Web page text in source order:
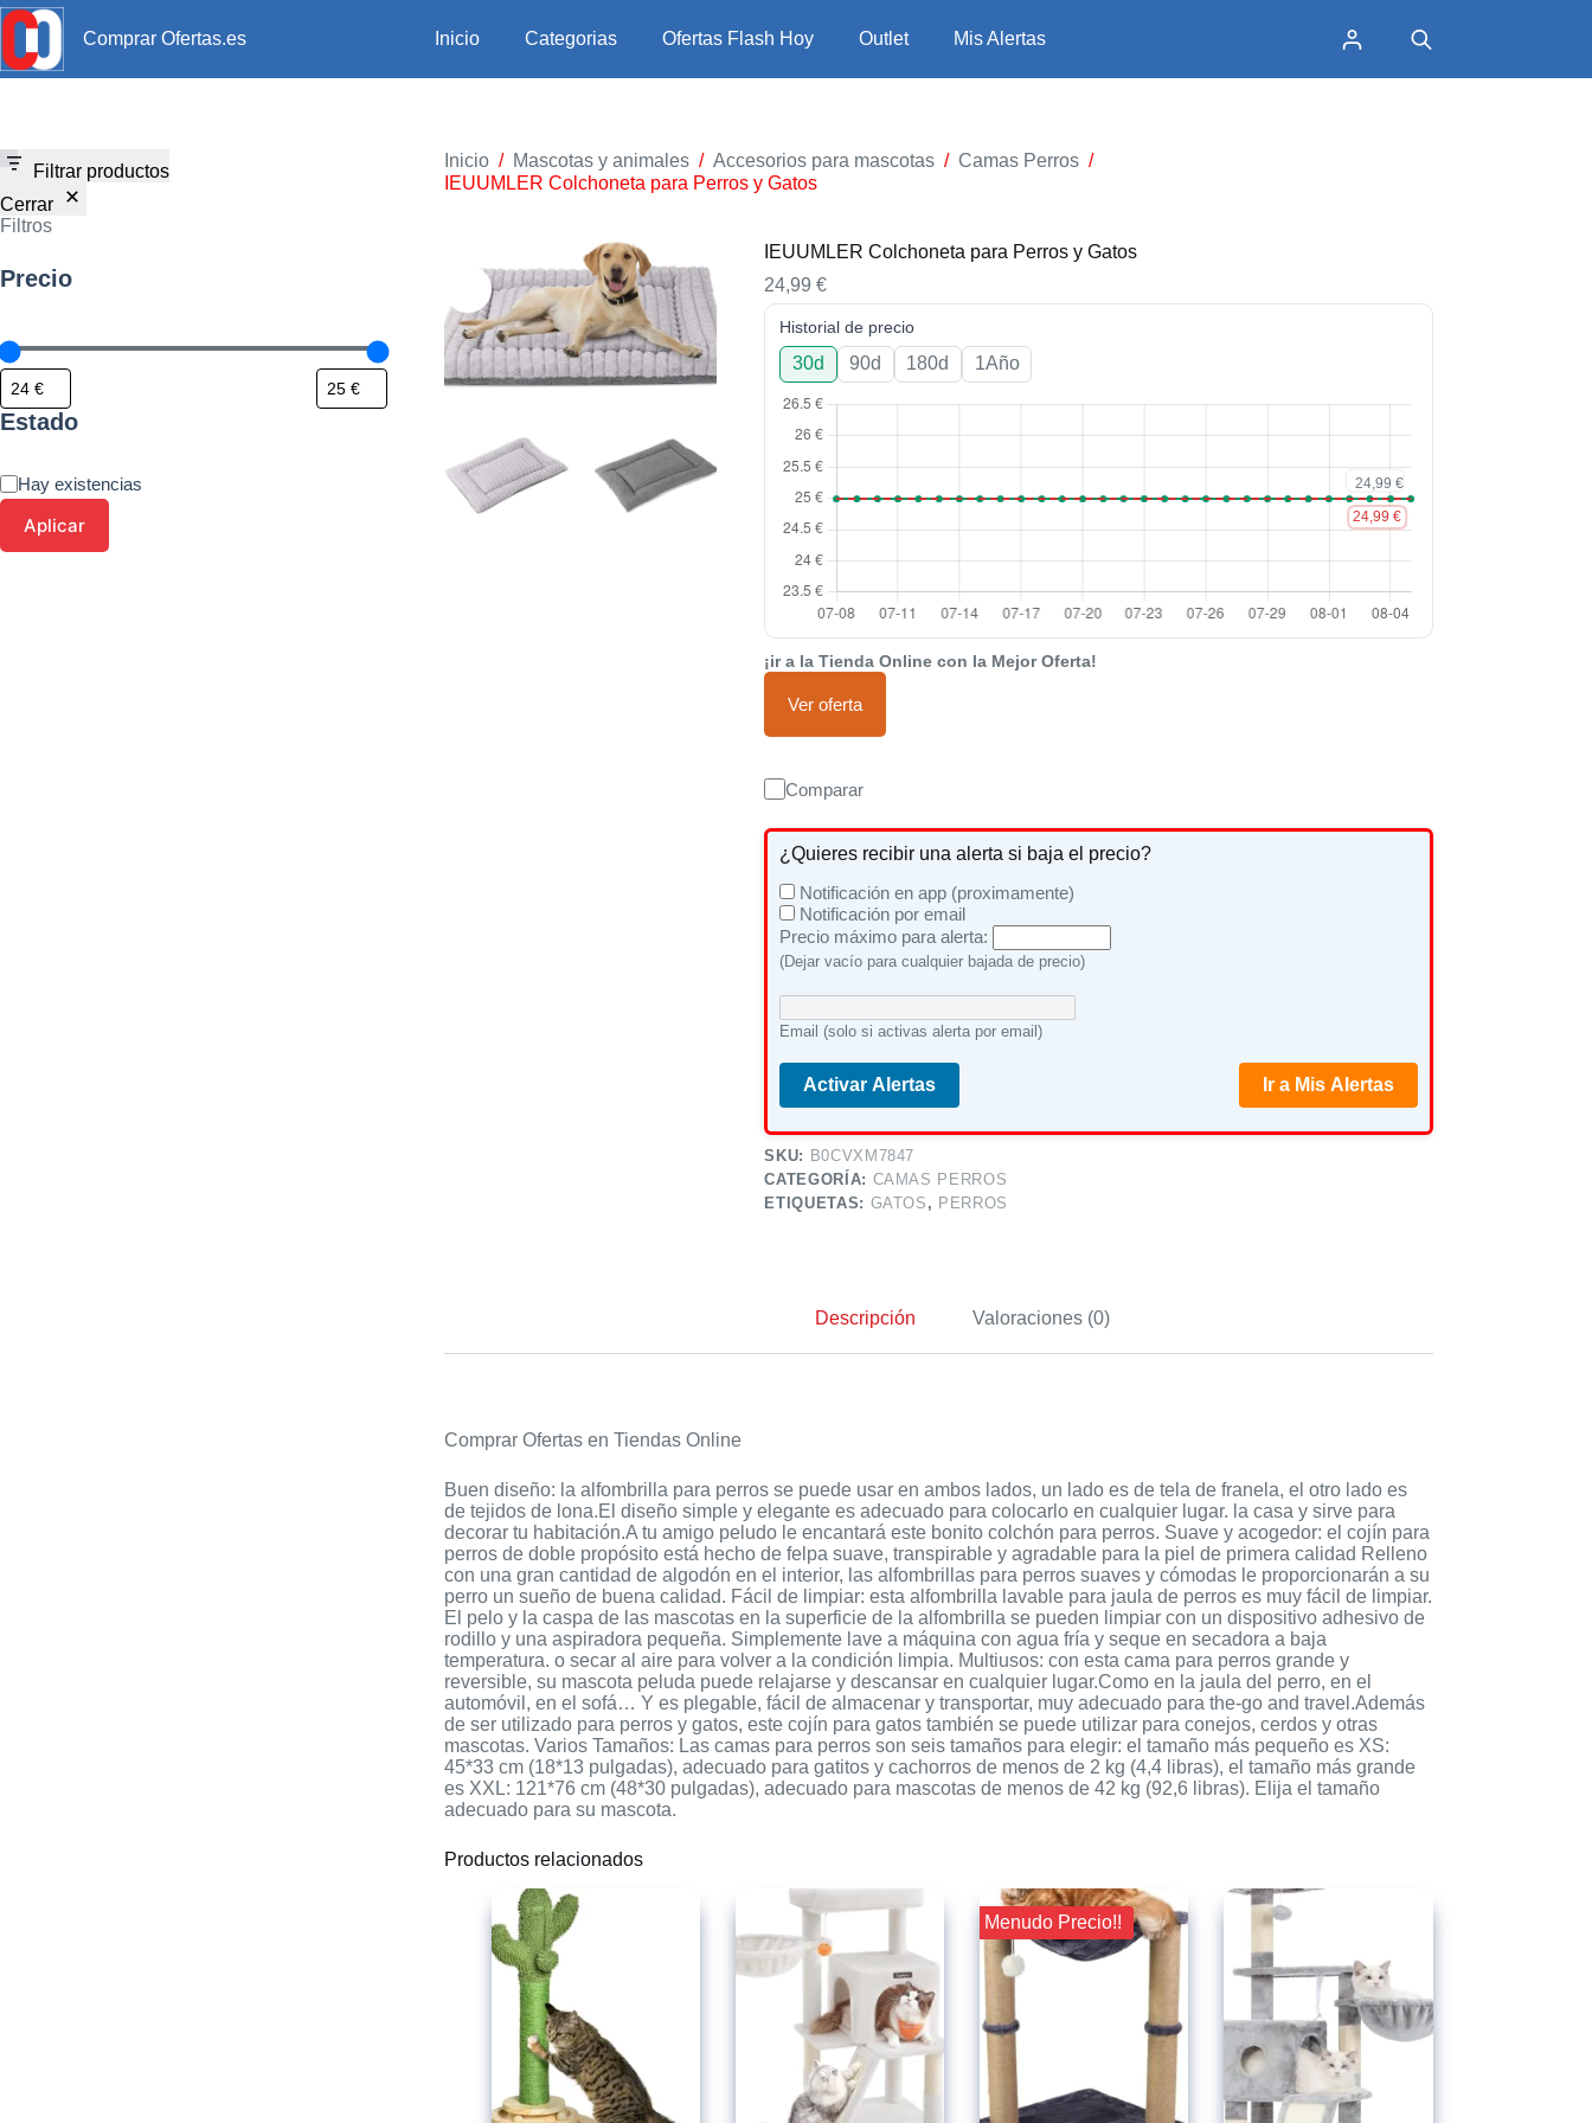
Comprar Ofertas.es Inicio Categorias Ofertas Flash Hoy Outlet Mis Alertas
Inicio / Mascotas y animales / Accesorios para mascotas / Camas Perros /
IEUUMLER Colchoneta para Perros y Gatos
IEUUMLER Colchoneta para Perros y Gatos
24,99€
Historial de precio
30d 90d 180d 1Año
¡ir a la Tienda Online con la Mejor Oferta!
Ver oferta
Comparar
¿Quieres recibir una alerta si baja el precio?
Notificación en app (proximamente)
Notificación por email
Precio máximo para alerta:
(Dejar vacío para cualquier bajada de precio)
Email (solo si activas alerta por email)
Activar Alertas Ir a Mis Alertas
SKU: B0CVXM7847
CATEGORÍA: CAMAS PERROS
ETIQUETAS: GATOS , PERROS
Descripción Valoraciones (0)
Comprar Ofertas en Tiendas Online
Buen diseño: la alfombrilla para perros se puede usar en ambos lados, un lado es de tela de franela, el otro lado es
de tejidos de lona.El diseño simple y elegante es adecuado para colocarlo en cualquier lugar. la casa y sirve para
decorar tu habitación.A tu amigo peludo le encantará este bonito colchón para perros. Suave y acogedor: el cojín para
perros de doble propósito está hecho de felpa suave, transpirable y agradable para la piel de primera calidad Relleno
con una gran cantidad de algodón en el interior, las alfombrillas para perros suaves y cómodas le proporcionarán a su
perro un sueño de buena calidad. Fácil de limpiar: esta alfombrilla lavable para jaula de perros es muy fácil de limpiar.
El pelo y la caspa de las mascotas en la superficie de la alfombrilla se pueden limpiar con un dispositivo adhesivo de
rodillo y una aspiradora pequeña. Simplemente lave a máquina con agua fría y seque en secadora a baja
temperatura. o secar al aire para volver a la condición limpia. Multiusos: con esta cama para perros grande y
reversible, su mascota peluda puede relajarse y descansar en cualquier lugar.Como en la jaula del perro, en el
automóvil, en el sofá… Y es plegable, fácil de almacenar y transportar, muy adecuado para the-go and travel.Además
de ser utilizado para perros y gatos, este cojín para gatos también se puede utilizar para conejos, cerdos y otras
mascotas. Varios Tamaños: Las camas para perros son seis tamaños para elegir: el tamaño más pequeño es XS:
45*33 cm (18*13 pulgadas), adecuado para gatitos y cachorros de menos de 2 kg (4,4 libras), el tamaño más grande
es XXL: 121*76 cm (48*30 pulgadas), adecuado para mascotas de menos de 42 kg (92,6 libras). Elija el tamaño
adecuado para su mascota.
Productos relacionados
¡¡ Menudo Precio!!
Filtrar productos
Cerrar
Filtros
Precio
Estado
Hay existencias
Aplicar